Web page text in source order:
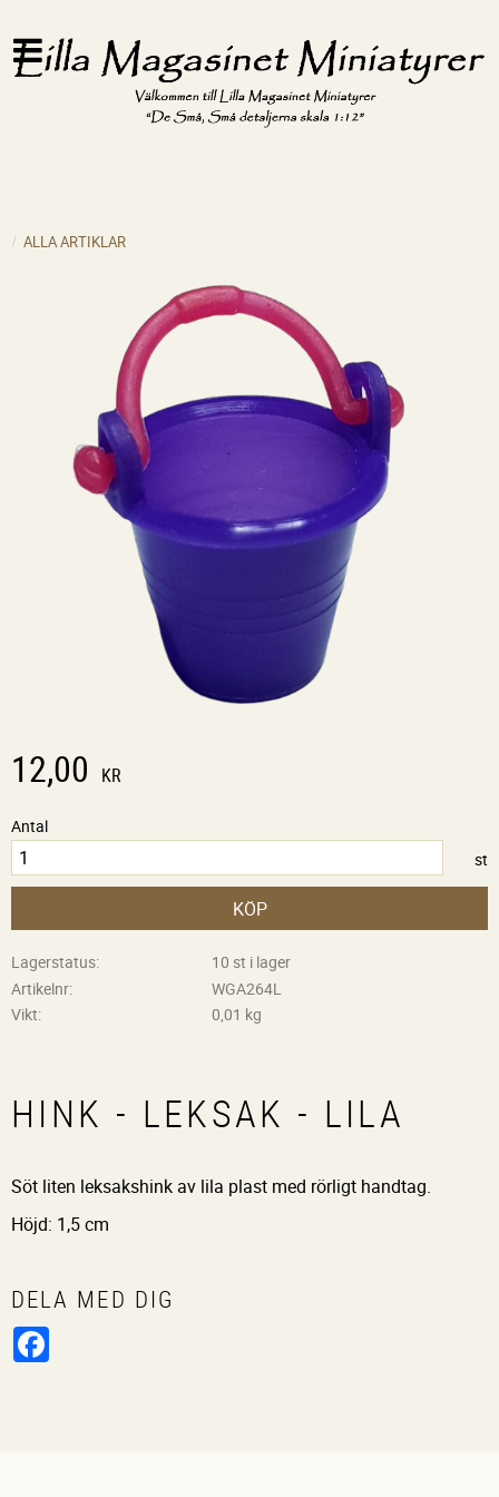
ALLA ARTIKLAR
12,00 KR
Antal
st
KÖP
Lagerstatus
10 st i lager
Artikelnr
WGA264L
Vikt
0,01 kg
HINK - LEKSAK - LILA
Söt liten leksakshink av lila plast med rörligt handtag.
Höjd: 1,5 cm
DELA MED DIG